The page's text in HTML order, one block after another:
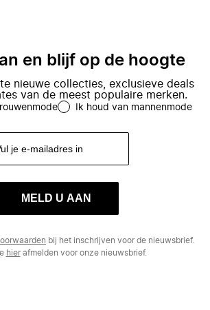
en blijf op de hoogte
nieuwe collecties, exclusieve deals
van de meest populaire merken.
Ik houd van mannenmode
MELD U AAN
bij het inschrijven voor de nieuwsbrief.
hierafmelden voor onze nieuwsbrief.